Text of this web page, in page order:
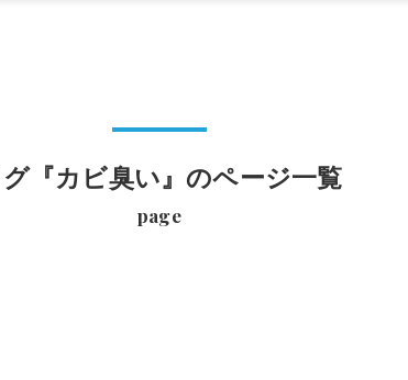
『カビ臭い』のページ一覧
page